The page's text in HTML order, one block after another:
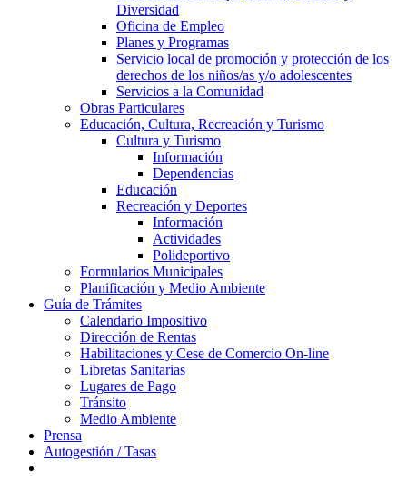
Diversidad
Oficina de Empleo
Planes y Programas
Servicio local de promoción y protección de los
derechos de los niños/as y/o adolescentes
Servicios a la Comunidad
Obras Particulares
Educación, Cultura, Recreación y Turismo
Cultura y Turismo
Información
Dependencias
Educación
Recreación y Deportes
Información
Actividades
Polideportivo
Formularios Municipales
Planificación y Medio Ambiente
Guía de Trámites
Calendario Impositivo
Dirección de Rentas
Habilitaciones y Cese de Comercio On-line
Libretas Sanitarias
Lugares de Pago
Tránsito
Medio Ambiente
Prensa
Autogestión / Tasas